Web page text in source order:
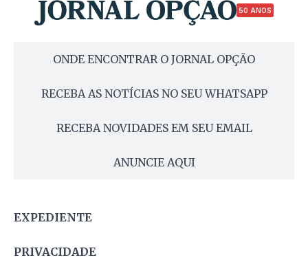
50 ANOS
ONDE ENCONTRAR O JORNAL OPÇÃO
RECEBA AS NOTÍCIAS NO SEU WHATSAPP
RECEBA NOVIDADES EM SEU EMAIL
ANUNCIE AQUI
EXPEDIENTE
PRIVACIDADE